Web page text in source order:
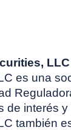
LLC
es una
de interés
también